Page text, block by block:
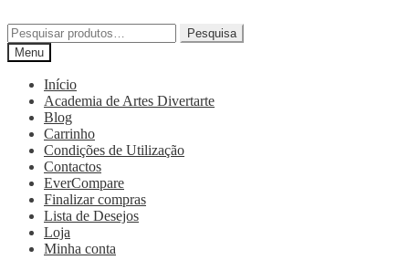
Pesquisa
Menu
Início
Academia de Artes Divertarte
Blog
Carrinho
Condições de Utilização
Contactos
EverCompare
Finalizar compras
Lista de Desejos
Loja
Minha conta